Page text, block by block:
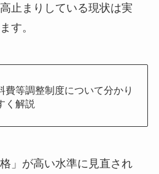
止まりしている現状は実
す。
費等調整制度について分かり
く解説
」が高い水準に見直され